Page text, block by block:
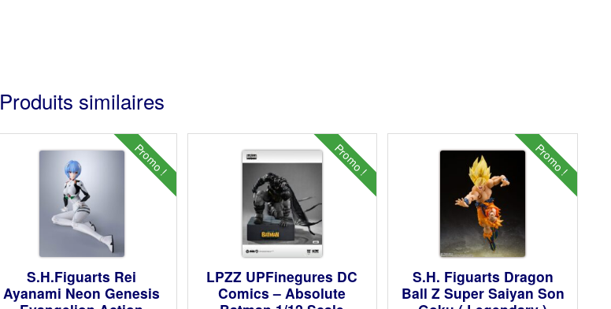
Produits similaires
Promo !
S.H.Figuarts Rei
Ayanami Neon Genesis
Promo !
LPZZ UPFinegures DC
Comics – Absolute
Promo !
S.H. Figuarts Dragon
Ball Z Super Saiyan Son